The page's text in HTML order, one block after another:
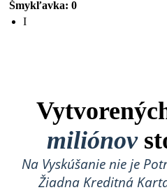
Šmykľavka: 0
I
miliónov
Na Vyskúšanie nie je
Žiadna Kreditná